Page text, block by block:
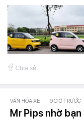
Chia sẻ
VĂN HÓA XE - 9 GIỜ TRƯỚC
Mr Pips nhờ